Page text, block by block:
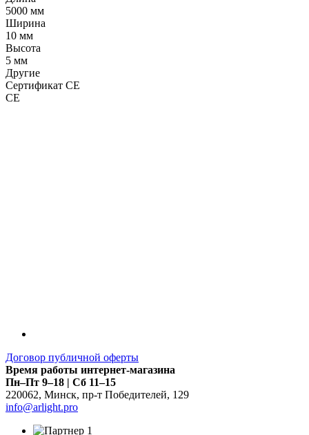
5000 мм
Ширина
10 мм
Высота
5 мм
Другие
Сертификат CE
CE
Договор публичной оферты
Время работы интернет-магазина
Пн–Пт 9–18 | Сб 11–15
220062, Минск, пр-т Победителей, 129
info@arlight.pro